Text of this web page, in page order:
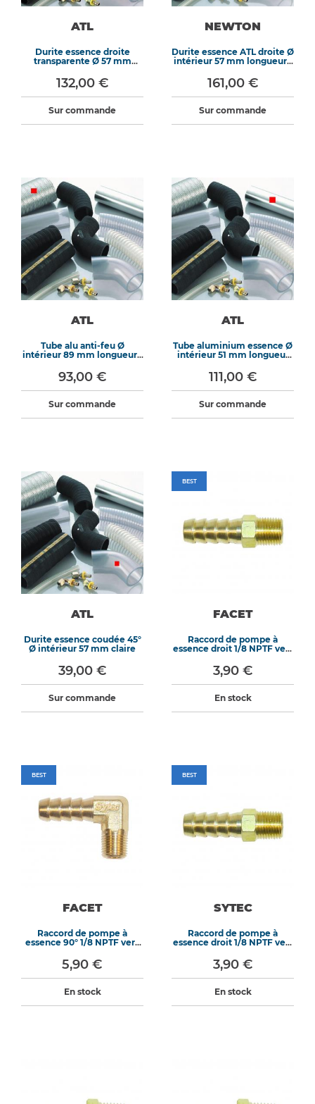
ATL
Durite essence droite
transparente Ø 57 mm
132,00 €
Sur commande
NEWTON
Durite essence ATL droite Ø
intérieur 57 mm longueur 1
161,00 €
Sur commande
ATL
Tube alu anti-feu Ø
intérieur 89 mm longueur 1
93,00 €
Sur commande
ATL
Tube aluminium essence Ø
intérieur 51 mm longueur
111,00 €
Sur commande
ATL
Durite essence coudée 45°
Ø intérieur 57 mm claire
39,00 €
Sur commande
BEST
FACET
Raccord de pompe à
essence droit 1/8 NPTF vers
3,90 €
En stock
BEST
FACET
Raccord de pompe à
essence 90° 1/8 NPTF vers
5,90 €
En stock
BEST
SYTEC
Raccord de pompe à
essence droit 1/8 NPTF vers
3,90 €
En stock